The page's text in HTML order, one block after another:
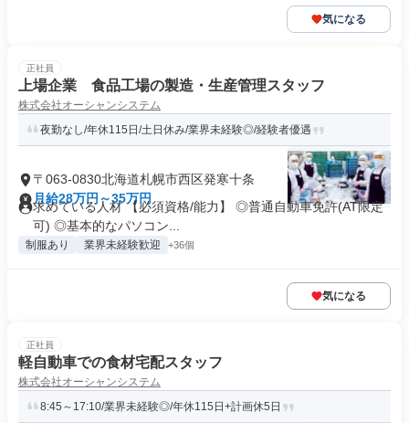
気になる
正社員
上場企業 食品工場の製造・生産管理スタッフ
株式会社オーシャンシステム
夜勤なし/年休115日/土日休み/業界未経験◎/経験者優遇
〒063-0830北海道札幌市西区発寒十条
月給28万円～35万円
求めている人材 【必須資格/能力】 ◎普通自動車免許(AT限定
可) ◎基本的なパソコン...
制服あり 業界未経験歓迎 +36個
気になる
正社員
軽自動車での食材宅配スタッフ
株式会社オーシャンシステム
8:45～17:10/業界未経験◎/年休115日+計画休5日